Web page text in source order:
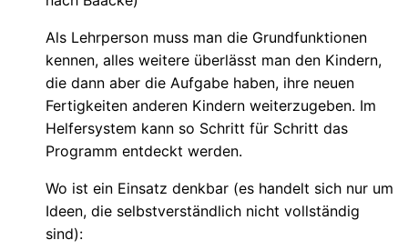
Als Lehrperson muss man die Grundfunktionen
kennen, alles weitere überlässt man den Kindern,
die dann aber die Aufgabe haben, ihre neuen
Fertigkeiten anderen Kindern weiterzugeben. Im
Helfersystem kann so Schritt für Schritt das
Programm entdeckt werden.
Wo ist ein Einsatz denkbar (es handelt sich nur um
Ideen, die selbstverständlich nicht vollständig
sind):